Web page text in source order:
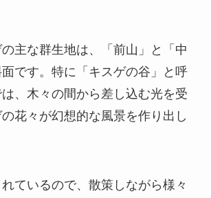
主な群生地は、「前山」と「中
です。特に「キスゲの谷」と呼
、木々の間から差し込む光を受
花々が幻想的な風景を作り出し
ているので、散策しながら様々